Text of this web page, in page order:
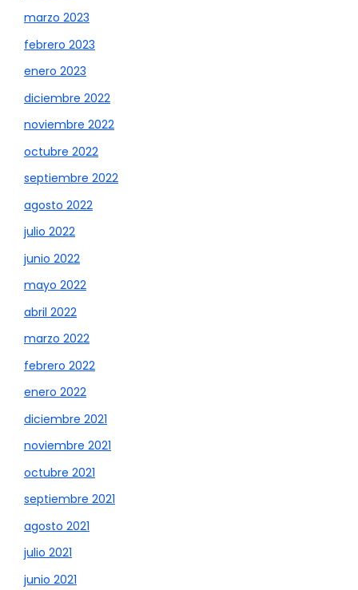
marzo 2023
febrero 2023
enero 2023
diciembre 2022
noviembre 2022
octubre 2022
septiembre 2022
agosto 2022
julio 2022
junio 2022
mayo 2022
abril 2022
marzo 2022
febrero 2022
enero 2022
diciembre 2021
noviembre 2021
octubre 2021
septiembre 2021
agosto 2021
julio 2021
junio 2021